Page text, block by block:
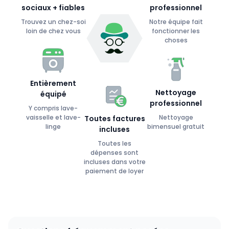
sociaux + fiables
Trouvez un chez-soi
loin de chez vous
Entièrement
équipé
Y compris lave-
vaisselle et lave-
linge
professionnel
Notre équipe fait
fonctionner les
choses
Nettoyage
professionnel
Nettoyage
bimensuel gratuit
Toutes factures
incluses
Toutes les
dépenses sont
incluses dans votre
paiement de loyer